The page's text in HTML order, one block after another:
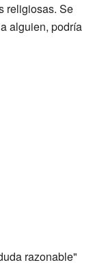
religiosas. Se
alguien, podría
razonable"